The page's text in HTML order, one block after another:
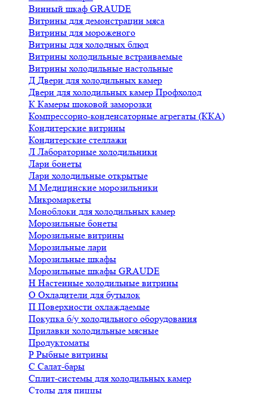
Винный шкаф GRAUDE
Витрины для демонстрации мяса
Витрины для мороженого
Витрины для холодных блюд
Витрины холодильные встраиваемые
Витрины холодильные настольные
Д Двери для холодильных камер
Двери для холодильных камер Профхолод
К Камеры шоковой заморозки
Компрессорно-конденсаторные агрегаты (ККА)
Кондитерские витрины
Кондитерские стеллажи
Л Лабораторные холодильники
Лари бонеты
Лари холодильные открытые
М Медицинские морозильники
Микромаркеты
Моноблоки для холодильных камер
Морозильные бонеты
Морозильные витрины
Морозильные лари
Морозильные шкафы
Морозильные шкафы GRAUDE
Н Настенные холодильные витрины
О Охладители для бутылок
П Поверхности охлаждаемые
Покупка б/у холодильного оборудования
Прилавки холодильные мясные
Продуктоматы
Р Рыбные витрины
С Салат-бары
Сплит-системы для холодильных камер
Столы для пиццы